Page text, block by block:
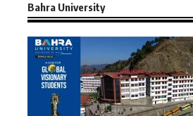
Bahra University